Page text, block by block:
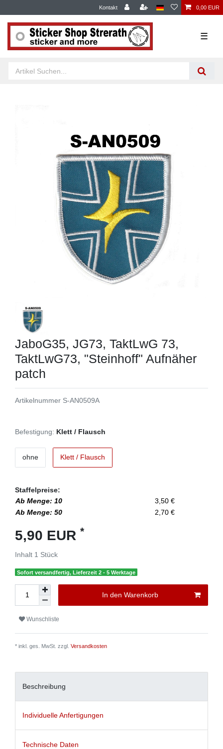
Kontakt 0,00 EUR
☰
JaboG35, JG73, TaktLwG 73,
TaktLwG73, "Steinhoff" Aufnäher
patch
Artikelnummer S-AN0509A
Befestigung: Klett / Flausch
ohne Klett / Flausch
Staffelpreise:
Ab Menge: 10
3,50 €
Ab Menge: 50
2,70 €
5,90 EUR *
Inhalt 1 Stück
Sofort versandfertig, Lieferzeit 2 - 5 Werktage
In den Warenkorb
Wunschliste
* inkl. ges. MwSt. zzgl. Versandkosten
Beschreibung
Individuelle Anfertigungen
Technische Daten